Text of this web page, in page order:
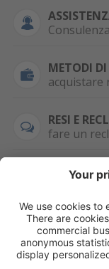
METODI
acquistare
RESI E
fare un
SEMPRE
0471 506798
+39 376